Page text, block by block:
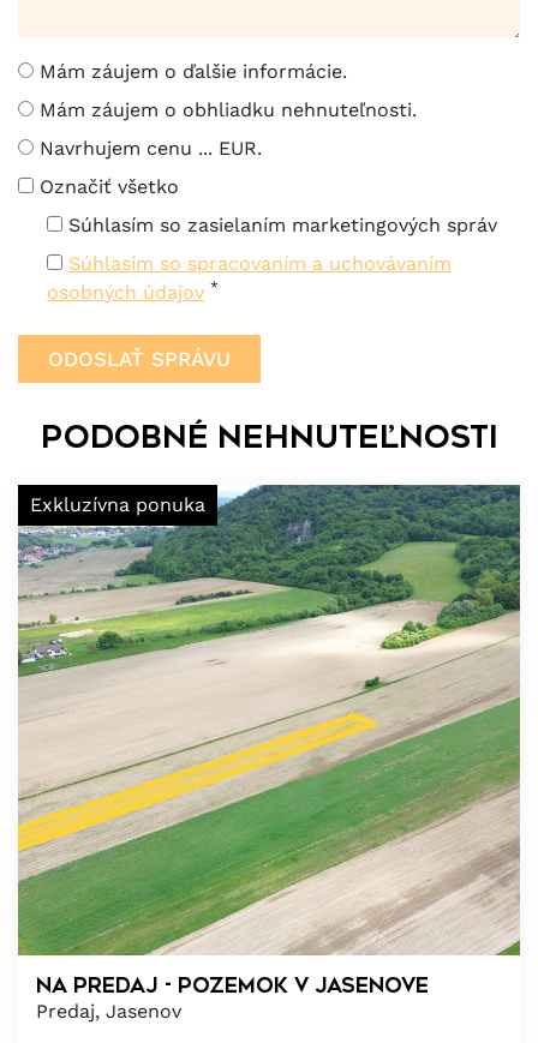
Mám záujem o ďalšie informácie.
Mám záujem o obhliadku nehnuteľnosti.
Navrhujem cenu ... EUR.
Označiť všetko
Súhlasím so zasielaním marketingových správ
Súhlasím so spracovaním a uchovávaním
osobných údajov *
Podobné nehnuteľnosti
Exkluzívna ponuka
Na predaj - pozemok v Jasenove
Predaj, Jasenov